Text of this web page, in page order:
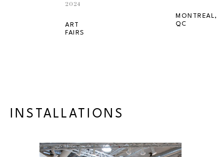
2024
ART
FAIRS
MONTREAL,
QC
INSTALLATIONS